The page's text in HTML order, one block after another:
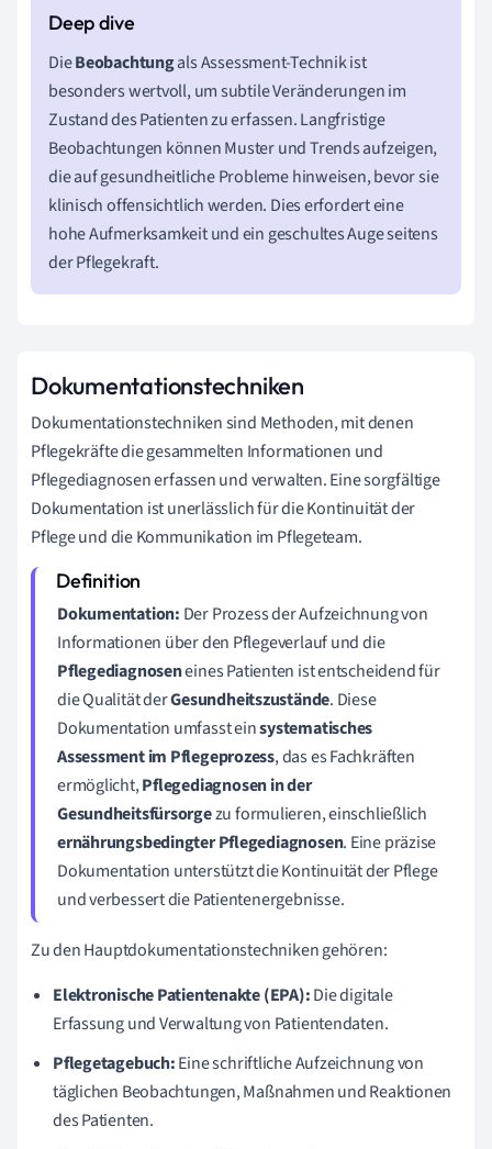
DieBeobachtungals Assessment-Technik ist
besonders wertvoll, um subtile Veränderungen im
Zustand des Patienten zu erfassen. Langfristige
Beobachtungen können Muster und Trends aufzeigen,
die auf gesundheitliche Probleme hinweisen, bevor sie
klinisch offensichtlich werden. Dies erfordert eine
hohe Aufmerksamkeit und ein geschultes Auge seitens
der Pflegekraft.
Dokumentationstechniken
Dokumentationstechniken sind Methoden, mit denen
Pflegekräfte die gesammelten Informationen und
Pflegediagnosen erfassen und verwalten. Eine sorgfältige
Dokumentation ist unerlässlich für die Kontinuität der
Pflege und die Kommunikation im Pflegeteam.
Dokumentation: Der Prozess der Aufzeichnung von
Informationen über den Pflegeverlauf und die
Pflegediagnoseneines Patienten ist entscheidend für
die Qualität derGesundheitszustände. Diese
Dokumentation umfasst einsystematisches
Assessment im Pflegeprozess, das es Fachkräften
ermöglicht,Pflegediagnosen in der
Gesundheitsfürsorgezu formulieren, einschließlich
ernährungsbedingter Pflegediagnosen. Eine präzise
Dokumentation unterstützt die Kontinuität der Pflege
und verbessert die Patientenergebnisse.
Zu den Hauptdokumentationstechniken gehören:
Elektronische Patientenakte (EPA):Die digitale
Erfassung und Verwaltung von Patientendaten.
Pflegetagebuch:Eine schriftliche Aufzeichnung von
täglichen Beobachtungen, Maßnahmen und Reaktionen
des Patienten.